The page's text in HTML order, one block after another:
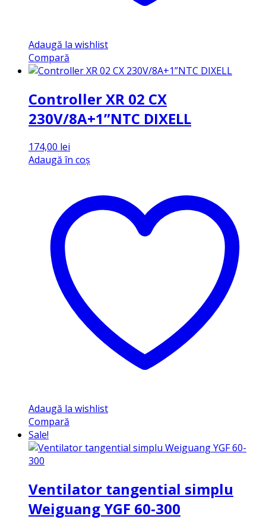
Adaugă la wishlist
Compară
Controller XR 02 CX
230V/8A+1”NTC DIXELL
174,00 lei
Adaugă în coș
Adaugă la wishlist
Compară
Sale!
Ventilator tangential simplu
Weiguang YGF 60-300